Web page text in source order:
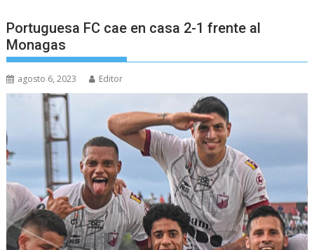
Portuguesa FC cae en casa 2-1 frente al
Monagas
agosto 6, 2023 Editor